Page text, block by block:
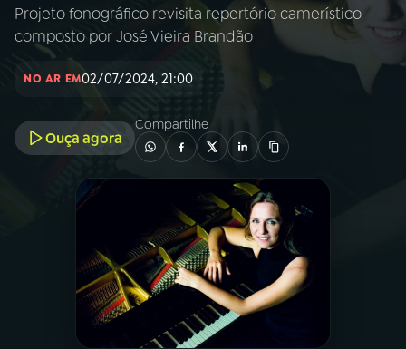
Início AO VIVO
INÍCIO
A RÁDIO
PROGRAMAÇÃO
PROGRAMAS
PODCASTS
Projeto fonográfico revisita repertório camerístico
composto por José Vieira Brandão
NO AR EM02/07/2024, 21:00
Ouça agora
Compartilhe